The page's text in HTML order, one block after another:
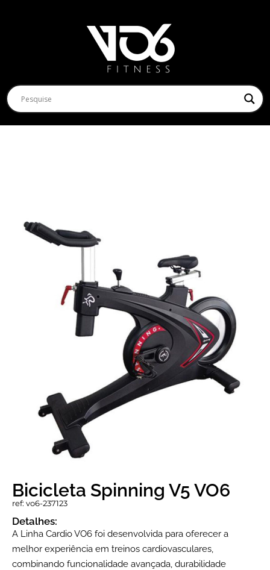
Bicicleta Spinning V5 VO6
ref: vo6-237123
Detalhes:
A Linha Cardio VO6 foi desenvolvida para oferecer a
melhor experiência em treinos cardiovasculares,
combinando funcionalidade avançada, durabilidade